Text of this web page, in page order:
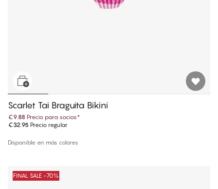
Scarlet Tai Braguita Bikini
€9.88 Precio para socios*
€32.95 Precio regular
Disponible en más colores
FINAL SALE -70%